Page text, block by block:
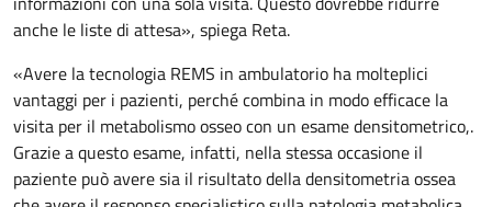
anche le liste di attesa», spiega Reta.
«Avere la tecnologia REMS in ambulatorio ha molteplici
vantaggi per i pazienti, perché combina in modo efficace la
visita per il metabolismo osseo con un esame densitometrico,.
Grazie a questo esame, infatti, nella stessa occasione il
paziente può avere sia il risultato della densitometria ossea